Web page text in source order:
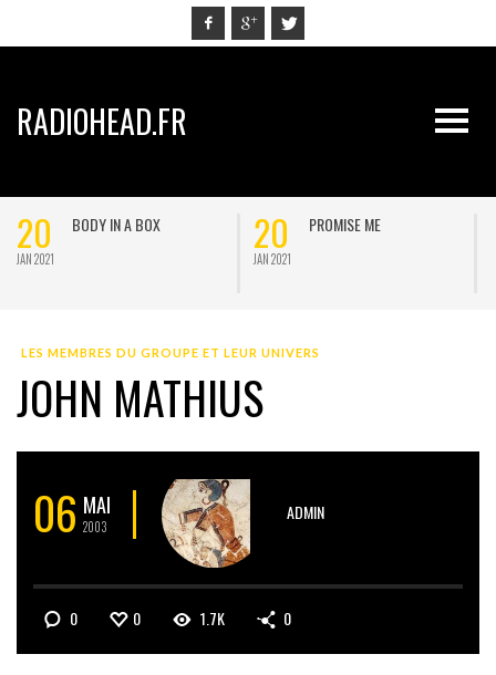
RADIOHEAD.FR
20
JAN 2021
BODY IN A BOX 20
JAN 2021
PROMISE ME
LES MEMBRES DU GROUPE ET LEUR UNIVERS
JOHN MATHIUS
06 MAI
2003
ADMIN
0 0 1.7K 0